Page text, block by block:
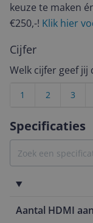
Specificaties
Aantal HDMI
keuze te maken
€250,-! Klik hier
Cijfer
Welk cijfer geef
3
2
1